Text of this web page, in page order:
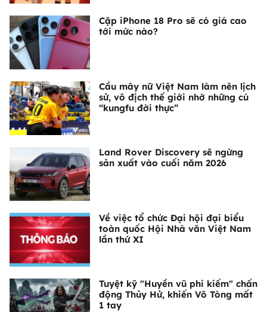
Cặp iPhone 18 Pro sẽ có giá cao
tới mức nào?
Cầu mây nữ Việt Nam làm nên lịch
sử, vô địch thế giới nhờ những cú
“kungfu đời thực”
Land Rover Discovery sẽ ngừng
sản xuất vào cuối năm 2026
Về việc tổ chức Đại hội đại biểu
toàn quốc Hội Nhà văn Việt Nam
lần thứ XI
Tuyệt kỹ "Huyền vũ phi kiếm" chấn
động Thủy Hử, khiến Võ Tòng mất
1 tay